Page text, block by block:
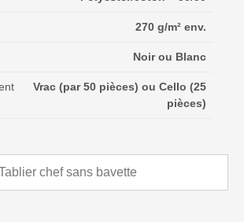
chef sans bavette
270 g/m² env.
Noir ou Blanc
Vrac (par 50 pièces) ou Cello (25
pièces)